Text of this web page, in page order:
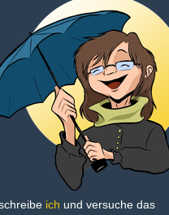
ich und versuche das